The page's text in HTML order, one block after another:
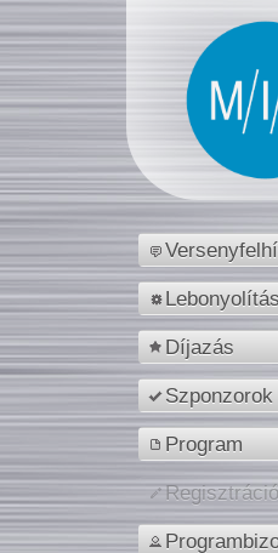
Lebonyolítás
Díjazás
Szponzorok
Program